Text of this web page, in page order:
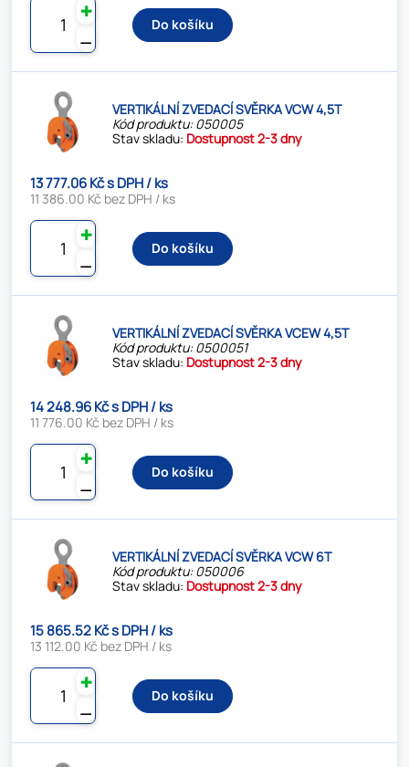
⚊
✚
Do košíku
VERTIKÁLNÍ ZVEDACÍ SVĚRKA VCW 4,5T
Kód produktu: 050005
Stav skladu: Dostupnost 2-3 dny
13 777.06 Kč s DPH / ks
11 386.00 Kč bez DPH / ks
⚊
✚
Do košíku
VERTIKÁLNÍ ZVEDACÍ SVĚRKA VCEW 4,5T
Kód produktu: 0500051
Stav skladu: Dostupnost 2-3 dny
14 248.96 Kč s DPH / ks
11 776.00 Kč bez DPH / ks
⚊
✚
Do košíku
VERTIKÁLNÍ ZVEDACÍ SVĚRKA VCW 6T
Kód produktu: 050006
Stav skladu: Dostupnost 2-3 dny
15 865.52 Kč s DPH / ks
13 112.00 Kč bez DPH / ks
⚊
✚
Do košíku